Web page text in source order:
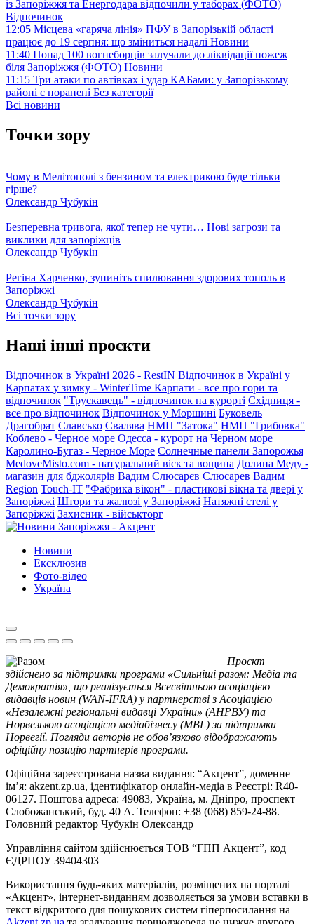
із Запоріжжя та Енергодара відпочили у таборах (ФОТО)
Відпочинок
12:05 Місцева «гаряча лінія» ПФУ в Запорізькій області
працює до 19 серпня: що зміниться надалі Новини
11:40 Понад 100 вогнеборців залучали до ліквідації пожеж
біля Запоріжжя (ФОТО) Новини
11:15 Три атаки по автівках і удар КАБами: у Запорізькому
районі є поранені Без категорії
Всі новини
Точки зору
Чому в Мелітополі з бензином та електрикою буде тільки
гірше?
Олександр Чубукін
Безперевна тривога, якої тепер не чути… Нові загрози та
виклики для запоріжців
Олександр Чубукін
Регіна Харченко, зупиніть спилювання здорових тополь в
Запоріжжі
Олександр Чубукін
Всі точки зору
Наші інші проєкти
Відпочинок в Україні 2026 - RestIN Відпочинок в Україні у
Карпатах у зимку - WinterTime Карпати - все про гори та
відпочинок "Трускавець" - відпочинок на курорті Східниця -
все про відпочинок Відпочинок у Моршині Буковель
Драгобрат Славсько Свалява НМП "Затока" НМП "Грибовка"
Коблево - Черное море Одесса - курорт на Черном море
Каролино-Бугаз - Черное Море Солнечные панели Запорожья
MedoveMisto.com - натуральний віск та вощина Долина Меду -
магазин для бджолярів Вадим Слюсарєв Слюсарев Вадим
Region Touch-IT "Фабрика вікон" - пластикові вікна та двері у
Запоріжжі Штори та жалюзі у Запоріжжі Натяжні стелі у
Запоріжжі Захисник - військторг
Новини
Ексклюзив
Фото-відео
Україна
Проєкт
здійснено за підтримки програми «Сильніші разом: Медіа та
Демократія», що реалізується Всесвітньою асоціацією
видавців новин (WAN-IFRA) у партнерстві з Асоціацією
«Незалежні регіональні видавці України» (АНРВУ) та
Норвезькою асоціацією медіабізнесу (MBL) за підтримки
Норвегії. Погляди авторів не обов’язково відображають
офіційну позицію партнерів програми.
Офіційна зареєстрована назва видання: “Акцент”, доменне
ім’я: akzent.zp.ua, ідентифікатор онлайн-медіа в Реєстрі: R40-
06127. Поштова адреса: 49083, Україна, м. Дніпро, проспект
Слобожанський, буд. 40 А. Телефон: +38 (068) 859-24-88.
Головний редактор Чубукін Олександр
Управління сайтом здійснюється ТОВ “ГПП Акцент”, код
ЄДРПОУ 39404303
Використання будь-яких матеріалів, розміщених на порталі
«Акцент», інтернет-виданням дозволяється за умови вставки в
текст відкритого для пошукових систем гіперпосилання на